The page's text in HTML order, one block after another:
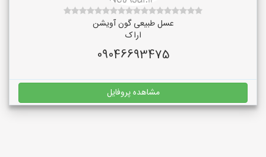
عسل طبیعی گون آویشن
اراک
09046693475
مشاهده پروفایل